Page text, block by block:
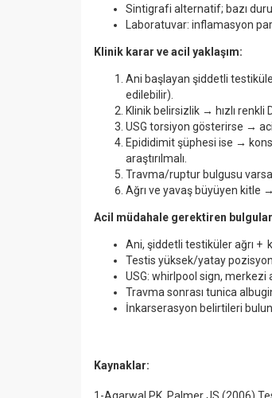
Sintigrafi alternatif; bazı
Laboratuvar: inflamasyon
Klinik karar ve acil yaklaşım:
Ani başlayan şiddetli
edilebilir).
Klinik belirsizlik → hızlı renkli
USG torsiyon gösterirse →
Epididimit şüphesi ise →
araştırılmalı.
Travma/ruptur bulgusu
Ağrı ve yavaş büyüyen kitle
Acil müdahale gerektiren bulgular
Ani, şiddetli testiküler ağrı +
Testis yüksek/yatay
USG: whirlpool sign, merkezi
Travma sonrası tunica
İnkarserasyon belirtileri
Kaynaklar: